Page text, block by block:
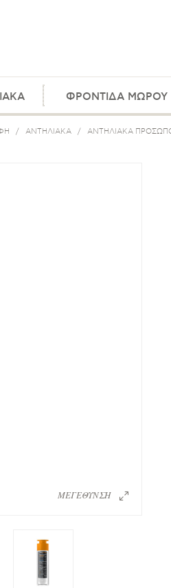
ΦΡΟΝΤΙΔΑ ΜΩΡΟΥ
/ ΑΝΤΗΛΙΑΚΑ / ΑΝΤΗΛΙΑΚΑ
ΜΕΓΕΘΥΝΣΗ